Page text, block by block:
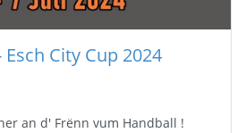
City Cup 2024
an d' Frënn vum Handball !